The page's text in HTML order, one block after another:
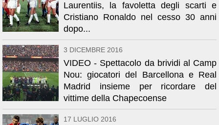
Laurentiis, la favoletta degli scarti e
Cristiano Ronaldo nel cesso 30 anni
dopo...
3 DICEMBRE 2016
VIDEO - Spettacolo da brividi al Camp
Nou: giocatori del Barcellona e Real
Madrid insieme per ricordare del
vittime della Chapecoense
17 LUGLIO 2016